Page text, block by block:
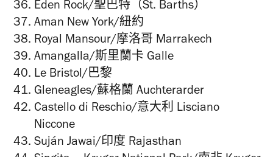
Eden Rock/聖巴特（St. Barths）
Aman New York/紐約
Royal Mansour/摩洛哥 Marrakech
Amangalla/斯里蘭卡 Galle
Le Bristol/巴黎
Gleneagles/蘇格蘭 Auchterarder
Castello di Reschio/意大利 Lisciano
Niccone
Suján Jawai/印度 Rajasthan